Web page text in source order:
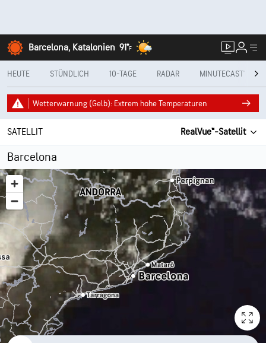
Barcelona, Katalonien 91°F
HEUTE STÜNDLICH 10-TAGE RADAR MINUTECAST®
Wetterwarnung (Gelb): Extrem hohe Temperaturen
SATELLIT RealVue™-Satellit
Barcelona